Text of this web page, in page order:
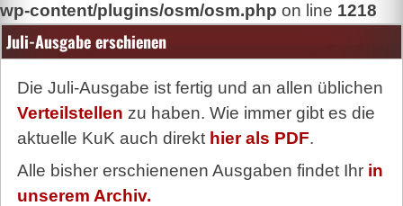
wp-content/plugins/osm/osm.php on line 1218
Juli-Ausgabe erschienen
Die Juli-Ausgabe ist fertig und an allen üblichen
Verteilstellen zu haben. Wie immer gibt es die
aktuelle KuK auch direkt hier als PDF.
Alle bisher erschienenen Ausgaben findet Ihr in
unserem Archiv.